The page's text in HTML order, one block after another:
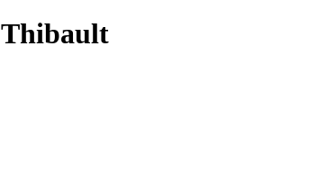
Thibault